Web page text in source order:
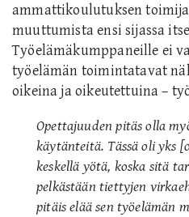
ammattikoulutuksen
muuttumista ensi sijassa
Työelämäkumppaneille ei
työelämän toimintatavat
oikeina ja oikeutettuina –
Opettajuuden pitäs olla
käytänteitä. Tässä oli yks
keskellä yötä, koska sitä
pelkästään tiettyjen
pitäis elää sen työelämän